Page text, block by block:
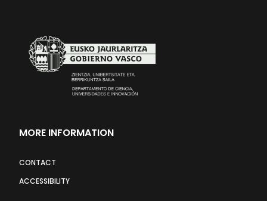
MORE INFORMATION
CONTACT
ACCESSIBILITY